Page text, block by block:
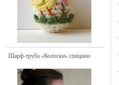
Шарф-труба «Колоски» спицами